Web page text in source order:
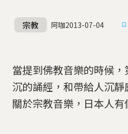
宗教 阿咖2013-07-04
當提到佛教音樂的時候
沉的誦經，和帶給人沉靜
關於宗教音樂，日本人有